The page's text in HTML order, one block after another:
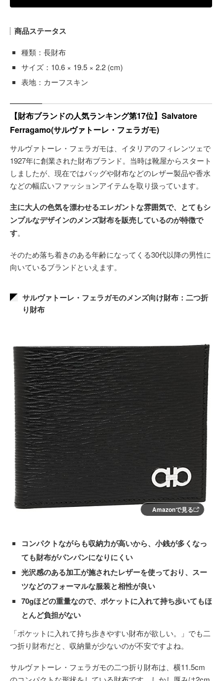
商品ステータス
種類：長財布
サイズ：10.6 × 19.5 × 2.2 (cm)
表地：カーフスキン
【財布ブランドの人気ランキング第17位】Salvatore
Ferragamo(サルヴァトーレ・フェラガモ)
サルヴァトーレ・フェラガモは、イタリアのフィレンツェで
1927年に創業された財布ブランド。当時は靴屋からスタート
しましたが、現在ではバッグや財布などのレザー製品や香水
などの幅広いファッションアイテムを取り扱っています。
主に大人の色気を漂わせるエレガントな雰囲気で、とてもシ
ンプルなデザインのメンズ財布を販売しているのが特徴で
す。
そのため落ち着きのある年齢になってくる30代以降の男性に
向いているブランドといえます。
サルヴァトーレ・フェラガモのメンズ向け財布：二つ折
り財布
Amazonで見る
コンパクトながらも収納力が高いから、小銭が多くなっ
ても財布がパンパンになりにくい
光沢感のある加工が施されたレザーを使っており、スー
ツなどのフォーマルな服装と相性が良い
70gほどの重量なので、ポケットに入れて持ち歩いてもほ
とんど負担がない
「ポケットに入れて持ち歩きやすい財布が欲しい。」でも二
つ折り財布だと、収納量が少ないのが不安ですよね。
サルヴァトーレ・フェラガモの二つ折り財布は、横11.5cm